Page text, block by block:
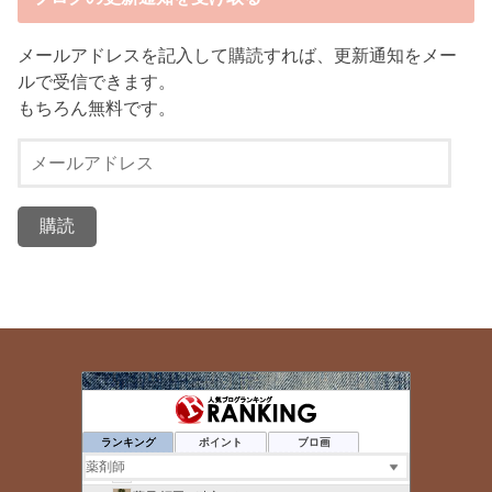
メールアドレスを記入して購読すれば、更新通知をメー
ルで受信できます。
もちろん無料です。
ル
ランキング ポイント ブロ画
自由な薬剤師〜ＫＡＺＵＨＩＲＯブログ
病院薬剤師って何考えてる？
41位 ゆとりのレベル上げブログ
42位